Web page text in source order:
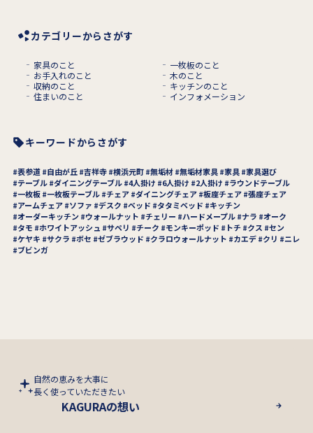
カテゴリーからさがす
家具のこと
一枚板のこと
お手入れのこと
木のこと
収納のこと
キッチンのこと
住まいのこと
インフォメーション
キーワードからさがす
表参道 自由が丘 吉祥寺 横浜元町 無垢材 無垢材家具 家具 家具選び
テーブル ダイニングテーブル 4人掛け 6人掛け 2人掛け
ラウンドテーブル
一枚板 一枚板テーブル チェア ダイニングチェア 板座チェア 張座チェア
アームチェア
ソファ デスク ベッド タタミベッド
キッチン
オーダーキッチン
ウォールナット チェリー ハードメープル ナラ
オーク
タモ
ホワイトアッシュ サペリ チーク モンキーポッド トチ クス
セン
ケヤキ
サクラ ボセ ゼブラウッド クラロウォールナット カエデ クリ
ニレ
ブビンガ
自然の恵みを大事に
長く使っていただきたい
KAGURAの想い